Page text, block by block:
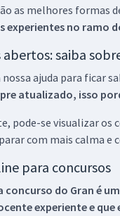
as melhores formas
experientes no ramo
abertos: saiba
ajuda para ficar
atualizado, isso
pode-se visualizar os
com mais calma e
para concursos
concurso do Gran é
experiente e